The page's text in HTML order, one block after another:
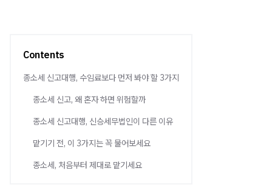
Contents
종소세 신고대행, 수임료보다 먼저 봐야 할 3가지
종소세 신고, 왜 혼자 하면 위험할까
종소세 신고대행, 신승세무법인이 다른 이유
맡기기 전, 이 3가지는 꼭 물어보세요
종소세, 처음부터 제대로 맡기세요